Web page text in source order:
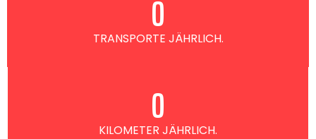
TRANSPORTE JÄHRLICH.
0
KILOMETER JÄHRLICH.
0